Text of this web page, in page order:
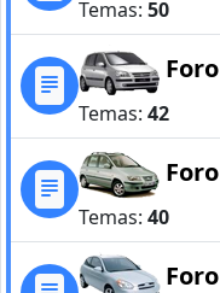
Temas: 50
Temas: 42
Temas: 40